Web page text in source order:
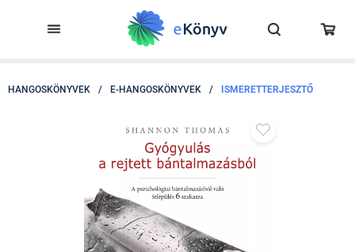
HANGOSKÖNYVEK / E-HANGOSKÖNYVEK / ISMERETTERJESZTŐ